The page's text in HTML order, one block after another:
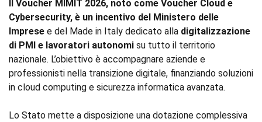
Il Voucher MIMIT 2026, noto come Voucher Cloud e
Cybersecurity, è un incentivo del Ministero delle
Imprese e del Made in Italy dedicato alla digitalizzazione
di PMI e lavoratori autonomi su tutto il territorio
nazionale. L’obiettivo è accompagnare aziende e
professionisti nella transizione digitale, finanziando soluzioni
in cloud computing e sicurezza informatica avanzata.
Lo Stato mette a disposizione una dotazione complessiva